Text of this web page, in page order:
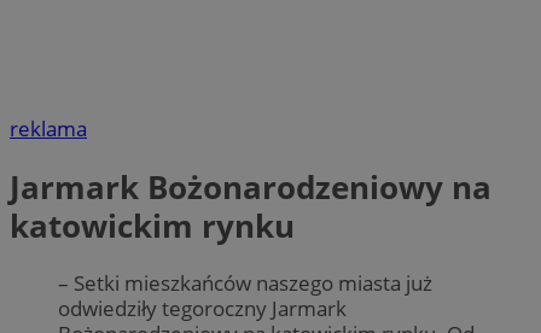
reklama
Jarmark Bożonarodzeniowy na
katowickim rynku
– Setki mieszkańców naszego miasta już
odwiedziły tegoroczny Jarmark